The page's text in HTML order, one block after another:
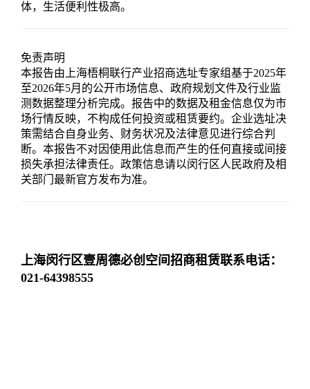
体，生活便利性极高。
免责声明
本报告由上海梧桐联行产业招商选址专家组基于2025年
至2026年5月的公开市场信息、政府规划文件及行业监
测数据整理分析完成。报告中的数据及租金信息仅为市
场行情反映，不构成任何投资或租赁要约。企业选址决
策需结合自身业务、财务状况及法律意见进行综合判
断。本报告不对因使用此信息而产生的任何直接或间接
损失承担法律责任。政策信息请以闵行区人民政府及相
关部门最新官方发布为准。
上海闵行区壹周德必创空间招商租赁联系电话：
021-64398555